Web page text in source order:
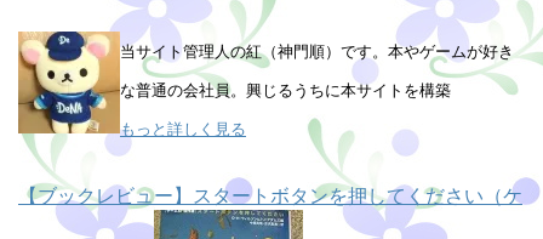
当サイト管理人の紅（神門順）です。本やゲームが好き
な普通の会社員。興じるうちに本サイトを構築
もっと詳しく見る
【ブックレビュー】スタートボタンを押してください（ケ